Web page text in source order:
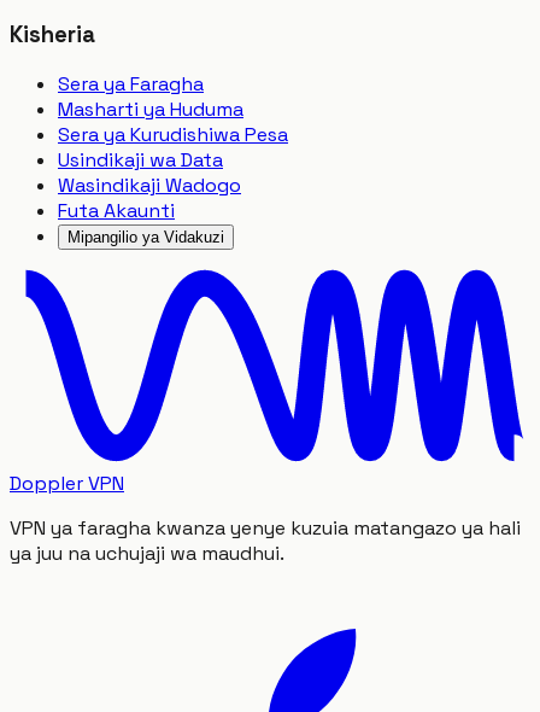
Kisheria
Sera ya Faragha
Masharti ya Huduma
Sera ya Kurudishiwa Pesa
Usindikaji wa Data
Wasindikaji Wadogo
Futa Akaunti
Mipangilio ya Vidakuzi
Doppler VPN
VPN ya faragha kwanza yenye kuzuia matangazo ya hali
ya juu na uchujaji wa maudhui.